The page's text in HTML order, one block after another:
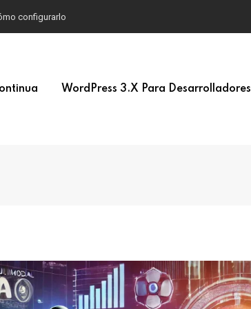
configurarlo
WordPress 3.x Para Desarrolladores